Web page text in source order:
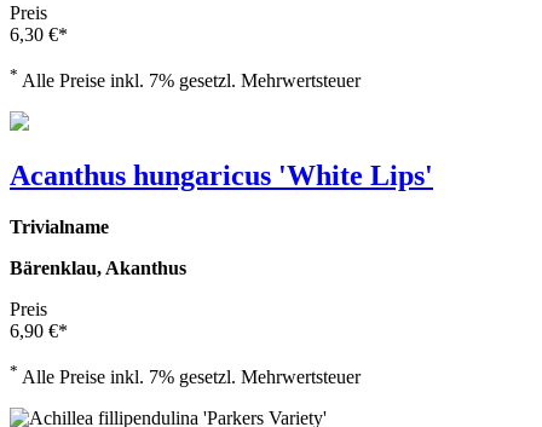
Preis
6,30 €*
* Alle Preise inkl. 7% gesetzl. Mehrwertsteuer
Acanthus hungaricus 'White Lips'
Trivialname
Bärenklau, Akanthus
Preis
6,90 €*
* Alle Preise inkl. 7% gesetzl. Mehrwertsteuer